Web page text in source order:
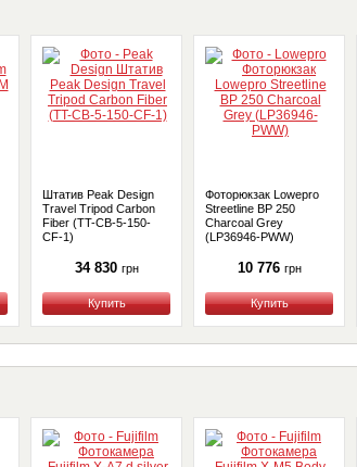
Штатив Peak Design
Travel Tripod Carbon
Fiber (TT-CB-5-150-
CF-1)
34 830 грн
Купить
Фоторюкзак Lowepro
Streetline BP 250
Charcoal Grey
(LP36946-PWW)
10 776 грн
Купить